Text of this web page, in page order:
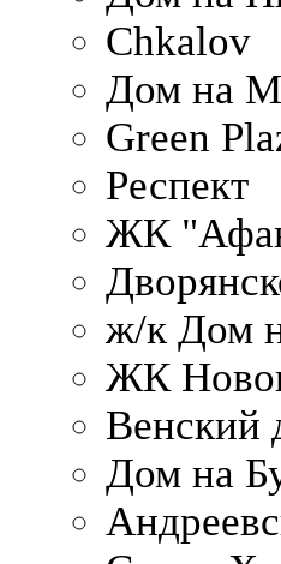
Chkalov
Дом на
Green
Респект
ЖК
ж/к Дом
ЖК
Венский
Дом на